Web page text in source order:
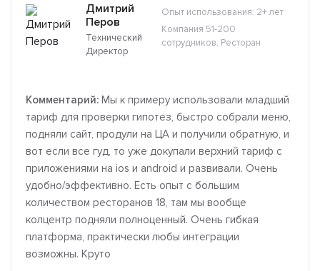
Дмитрий
Перов
Технический
Директор
Опыт использования: 2+ лет
Компания 51-200
сотрудников, Ресторан
Комментарий: Мы к примеру использовали младший
тариф для проверки гипотез, быстро собрали меню,
подняли сайт, продули на ЦА и получили обратную, и
вот если все гуд, то уже докупали верхний тариф с
приложениями на ios и android и развивали. Очень
удобно/эффективно. Есть опыт с большим
количеством ресторанов 18, там мы вообще
колцентр подняли полноценный. Очень гибкая
платформа, практически любы интеграции
возможны. Круто